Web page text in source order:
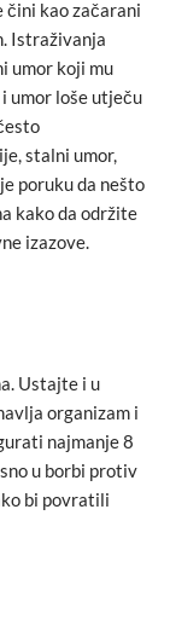
čini kao začarani
Istraživanja
umor koji mu
umor loše utječu
stalni umor,
poruku da nešto
kako da održite
izazove.
Ustajte i u
organizam i
najmanje 8
u borbi protiv
bi povratili